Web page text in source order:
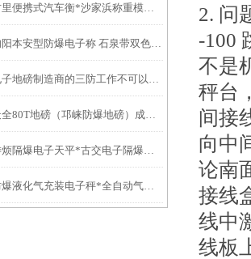
古里便携式汽车衡*沙家浜称重模块*东南便携式地磅*碧溪便携式汽车衡
旬阳本安型防爆电子称 石泉带双色报警灯称
电子地磅制造商的三防工作不可以缺少
天全80T地磅（邛崃防爆地磅）成华60吨吊秤）自贡20T地磅
娄烦隔爆电子天平*古交电子隔爆磅秤*太原电子防爆衡器*河北带打印轮椅秤
防爆液化气充装电子秤*全自动气体灌装秤*液化气灌装秤
2. 问
-100
不是
秤台
间接
向中
论南
接线
线中
线板